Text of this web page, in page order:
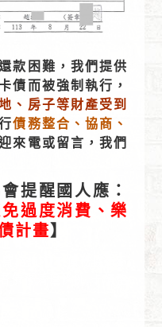
款困難，我們提供
債而被強制執行，
、房子等財產受到
債務整合、協商、
來電或留言，我們
提醒國人應：
過度消費、樂
計畫】